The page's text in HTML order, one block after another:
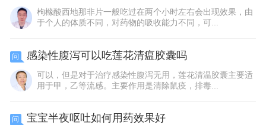
枸橼酸西地那非片一般吃过在两个小时左右会出现效果，由
于个人的体质不同，对药物的吸收能力不同，可...
问 感染性腹泻可以吃莲花清瘟胶囊吗
可以，但是对于治疗感染性腹泻无用，莲花清温胶囊主要适
用于甲，乙等流感。主要作用是清除鼠疫，排毒...
问 宝宝半夜呕吐如何用药效果好